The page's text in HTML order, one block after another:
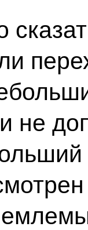
не